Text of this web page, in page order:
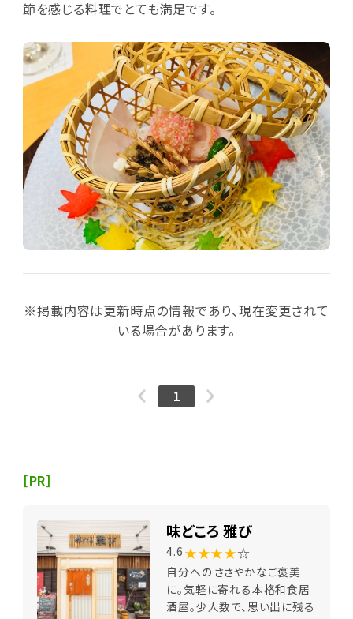
節を感じる料理でとても満足です。
※掲載内容は更新時点の情報であり、現在変更されて
いる場合があります。
1
[PR]
味どころ 雅び
4.6 ★★★★☆
自分へのささやかなご褒美
に。気軽に寄れる本格和食居
酒屋。少人数で、思い出に残る